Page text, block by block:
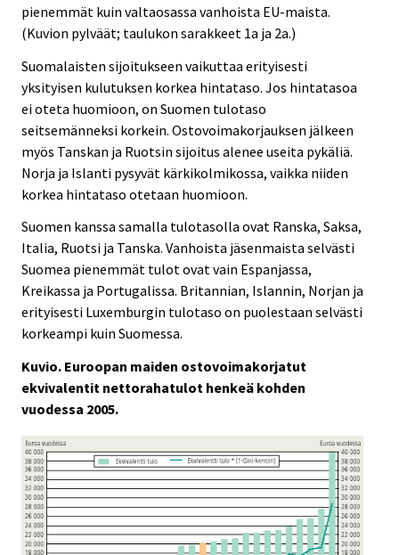
pienemmät kuin valtaosassa vanhoista EU-maista.
(Kuvion pylväät; taulukon sarakkeet 1a ja 2a.)
Suomalaisten sijoitukseen vaikuttaa erityisesti
yksityisen kulutuksen korkea hintataso. Jos hintatasoa
ei oteta huomioon, on Suomen tulotaso
seitsemänneksi korkein. Ostovoimakorjauksen jälkeen
myös Tanskan ja Ruotsin sijoitus alenee useita pykäliä.
Norja ja Islanti pysyvät kärkikolmikossa, vaikka niiden
korkea hintataso otetaan huomioon.
Suomen kanssa samalla tulotasolla ovat Ranska, Saksa,
Italia, Ruotsi ja Tanska. Vanhoista jäsenmaista selvästi
Suomea pienemmät tulot ovat vain Espanjassa,
Kreikassa ja Portugalissa. Britannian, Islannin, Norjan ja
erityisesti Luxemburgin tulotaso on puolestaan selvästi
korkeampi kuin Suomessa.
Kuvio. Euroopan maiden ostovoimakorjatut
ekvivalentit nettorahatulot henkeä kohden
vuodessa 2005.